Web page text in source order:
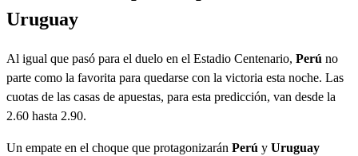
Uruguay
Al igual que pasó para el duelo en el Estadio Centenario, Perú no
parte como la favorita para quedarse con la victoria esta noche. Las
cuotas de las casas de apuestas, para esta predicción, van desde la
2.60 hasta 2.90.
Un empate en el choque que protagonizarán Perú y Uruguay